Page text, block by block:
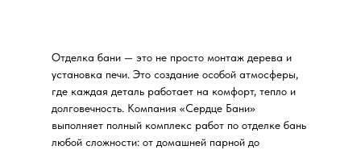
Отделка бани — это не просто монтаж дерева и
установка печи. Это создание особой атмосферы,
где каждая деталь работает на комфорт, тепло и
долговечность. Компания «Сердце Бани»
выполняет полный комплекс работ по отделке бань
любой сложности: от домашней парной до